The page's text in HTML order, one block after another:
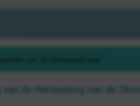
van de Herdenking van de